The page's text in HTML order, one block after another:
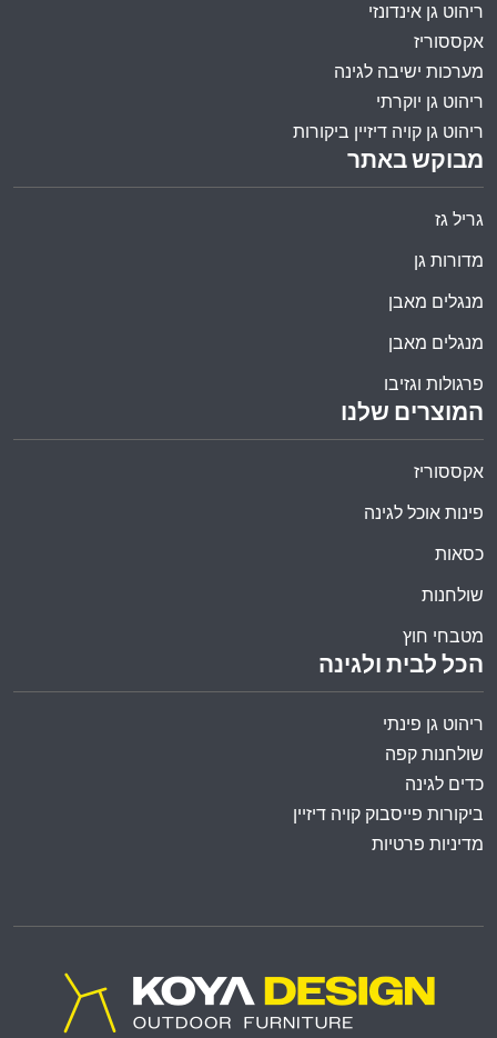
הכל לבית ולגינה
ריהוט גן פינתי
שולחנות קפה
כדים לגינה
ביקורות פייסבוק קויה דיזיין
מדיניות פרטיות
המוצרים שלנו
אקססוריז
פינות אוכל לגינה
כסאות
שולחנות
מטבחי חוץ
מבוקש באתר
גריל גז
מדורות גן
מנגלים מאבן
מנגלים מאבן
פרגולות וגזיבו
ריהוט גן אינדונזי
אקססוריז
מערכות ישיבה לגינה
ריהוט גן יוקרתי
ריהוט גן קויה דיזיין ביקורות